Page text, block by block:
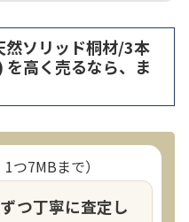
ソリッド桐材/3本
高く売るなら、ま
1つ7MBまで）
つ丁寧に査定し